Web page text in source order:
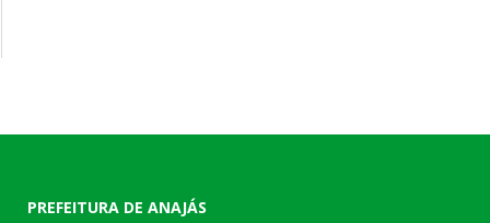
PREFEITURA DE ANAJÁS